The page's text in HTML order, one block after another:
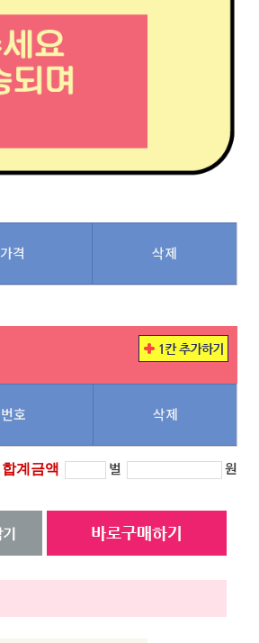
가격 삭제
번호 삭제
합계금액 벌 원